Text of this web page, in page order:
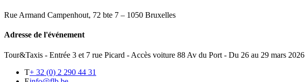
Rue Armand Campenhout, 72 bte 7 – 1050 Bruxelles
Adresse de l'événement
Tour&Taxis - Entrée 3 et 7 rue Picard - Accès voiture 88 Av du Port - Du 26 au 29 mars 2026
T+ 32 (0) 2 290 44 31